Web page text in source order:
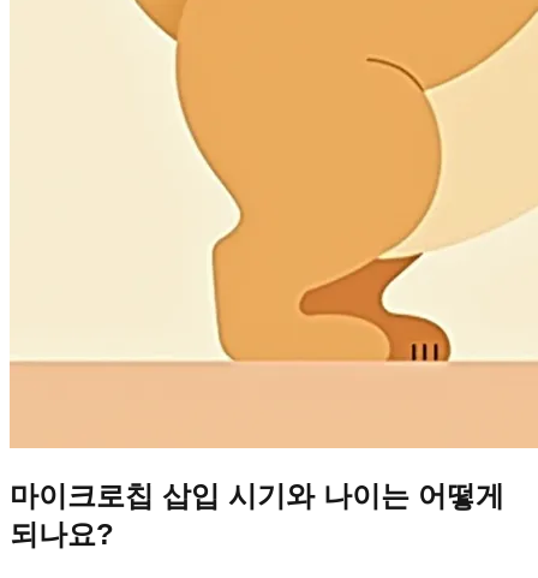
마이크로칩 삽입 시기와 나이는 어떻게
되나요?